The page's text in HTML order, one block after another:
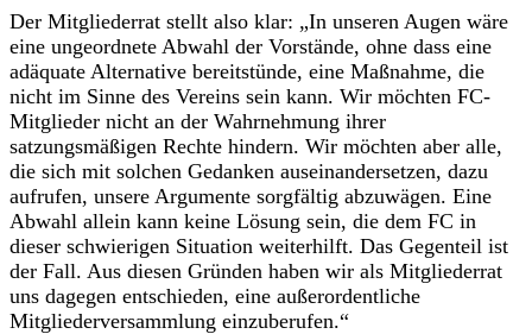
Der Mitgliederrat stellt also klar: „In unseren Augen wäre
eine ungeordnete Abwahl der Vorstände, ohne dass eine
adäquate Alternative bereitstünde, eine Maßnahme, die
nicht im Sinne des Vereins sein kann. Wir möchten FC-
Mitglieder nicht an der Wahrnehmung ihrer
satzungsmäßigen Rechte hindern. Wir möchten aber alle,
die sich mit solchen Gedanken auseinandersetzen, dazu
aufrufen, unsere Argumente sorgfältig abzuwägen. Eine
Abwahl allein kann keine Lösung sein, die dem FC in
dieser schwierigen Situation weiterhilft. Das Gegenteil ist
der Fall. Aus diesen Gründen haben wir als Mitgliederrat
uns dagegen entschieden, eine außerordentliche
Mitgliederversammlung einzuberufen.“